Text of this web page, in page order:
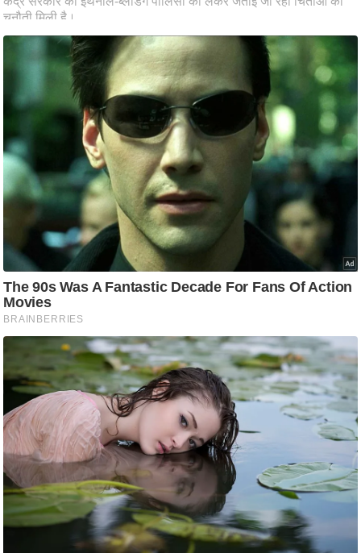
नी
ष
स
म
सा
यि
क
मा
तृ
भू
मि
स्तं
भ
ए
म
.
आ
र
.